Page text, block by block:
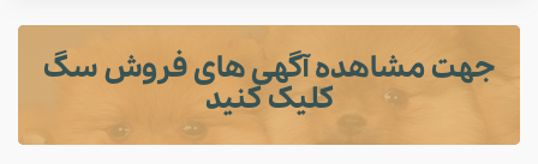
جهت مشاهده آگهی های فروش سگ
کلیک کنید